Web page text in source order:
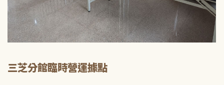
三芝分館臨時營運據點